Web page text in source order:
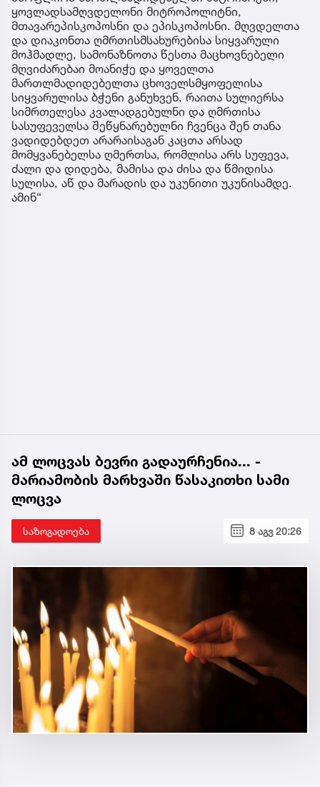
ყოვლადსამღვდელონი მიტროპოლიტნი,
მთავარეპისკოპოსნი და ეპისკოპოსნი. მღვდელთა
და დიაკონთა ღმრთისმსახურებისა სიყვარული
მოჰმადლე, სამონაზნოთა წესთა მაცხოვნებელი
მღვიძარებაი მოანიჭე და ყოველთა
მართლმადიდებელთა ცხოველსმყოფელისა
სიყვარულისა ბჭენი განუხვენ, რაითა სულიერსა
სიმრთელესა კვალადგებულნი და ღმრთისა
სასუფეველსა შეწყნარებულნი ჩვენცა შენ თანა
ვადიდებდეთ არარაისაგან კაცთა არსად
მომყვანებელსა ღმერთსა, რომლისა არს სუფევა,
ძალი და დიდება, მამისა და ძისა და წმიდისა
სულისა, აწ და მარადის და უკუნითი უკუნისამდე.
ამინ“
ამ ლოცვას ბევრი გადაურჩენია... -
მარიამობის მარხვაში წასაკითხი სამი
ლოცვა
საზოგადოება 8 აგვ 20:26